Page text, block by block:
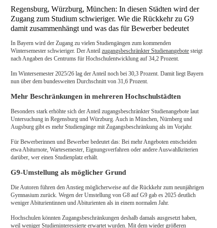
Regensburg, Würzburg, München: In diesen Städten wird der
Zugang zum Studium schwieriger. Wie die Rückkehr zu G9
damit zusammenhängt und was das für Bewerber bedeutet
In Bayern wird der Zugang zu vielen Studiengängen zum kommenden
Wintersemester schwieriger. Der Anteilzugangsbeschränkter Studienangebote steigt
nach Angaben des Centrums für Hochschulentwicklung auf 34,2 Prozent.
Im Wintersemester 2025/26 lag der Anteil noch bei 30,3 Prozent. Damit liegt Bayern
nun über dem bundesweiten Durchschnitt von 31,6 Prozent.
Mehr Beschränkungen in mehreren Hochschulstädten
Besonders stark erhöhte sich der Anteil zugangsbeschränkter Studienangebote laut
Untersuchung in Regensburg und Würzburg. Auch in München, Nürnberg und
Augsburg gibt es mehr Studiengänge mit Zugangsbeschränkung als im Vorjahr.
Für Bewerberinnen und Bewerber bedeutet das: Bei mehr Angeboten entscheiden
etwa Abiturnote, Wartesemester, Eignungsverfahren oder andere Auswahlkriterien
darüber, wer einen Studienplatz erhält.
G9-Umstellung als möglicher Grund
Die Autoren führen den Anstieg möglicherweise auf die Rückkehr zum neunjährigen
Gymnasium zurück. Wegen der Umstellung von G8 auf G9 gab es 2025 deutlich
weniger Abiturientinnen und Abiturienten als in einem normalen Jahr.
Hochschulen könnten Zugangsbeschränkungen deshalb damals ausgesetzt haben,
weil weniger Studieninteressierte erwartet wurden. Mit dem wieder größeren